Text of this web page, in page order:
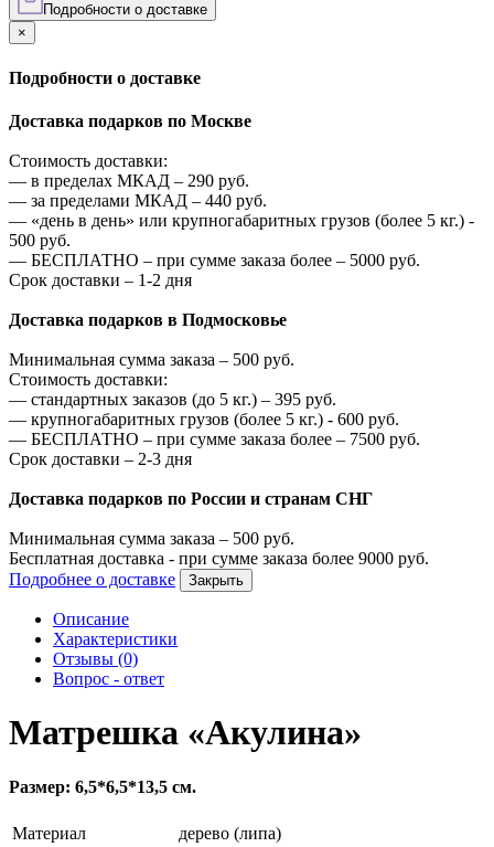
Подробности о доставке
×
Подробности о доставке
Доставка подарков по Москве
Стоимость доставки:
— в пределах МКАД – 290 руб.
— за пределами МКАД – 440 руб.
— «день в день» или крупногабаритных грузов (более 5 кг.) -
500 руб.
— БЕСПЛАТНО – при сумме заказа более – 5000 руб.
Срок доставки – 1-2 дня
Доставка подарков в Подмосковье
Минимальная сумма заказа – 500 руб.
Стоимость доставки:
— стандартных заказов (до 5 кг.) – 395 руб.
— крупногабаритных грузов (более 5 кг.) - 600 руб.
— БЕСПЛАТНО – при сумме заказа более – 7500 руб.
Срок доставки – 2-3 дня
Доставка подарков по России и странам СНГ
Минимальная сумма заказа – 500 руб.
Бесплатная доставка - при сумме заказа более 9000 руб.
Подробнее о доставке
Закрыть
Описание
Характеристики
Отзывы (0)
Вопрос - ответ
Матрешка «Акулина»
Размер: 6,5*6,5*13,5 см.
Материал
дерево (липа)